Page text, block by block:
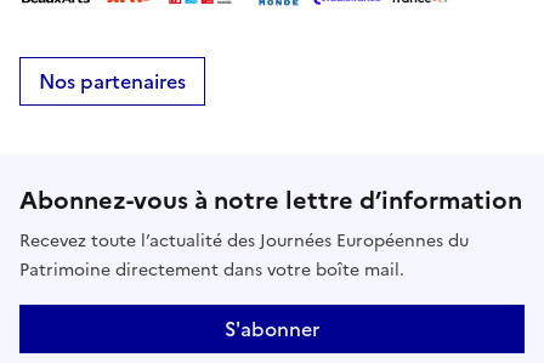
Nos partenaires
Abonnez-vous à notre lettre d’information
Recevez toute l’actualité des Journées Européennes du
Patrimoine directement dans votre boîte mail.
S'abonner